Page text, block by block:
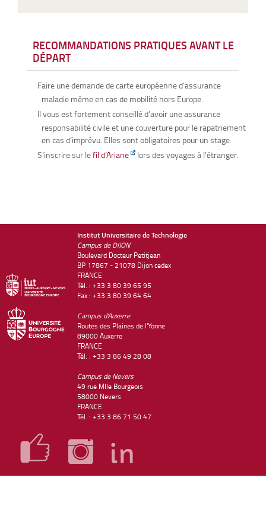
RECOMMANDATIONS PRATIQUES AVANT LE
DÉPART
Faire une demande de carte européenne d’assurance
maladie même en cas de mobilité hors Europe.
Il vous est fortement conseillé d’avoir une assurance
responsabilité civile et une couverture pour le rapatriement
en cas d’imprévu. Elles sont obligatoires pour un stage.
S’inscrire sur lefil d’Ariane lors des voyages à l’étranger.
Institut Universitaire de Technologie
Campus de DIJON
Boulevard Docteur Petitjean
BP 17867 - 21078 Dijon cedex
FRANCE
Tél. : +33 3 80 39 65 95
Fax : +33 3 80 39 64 64
Campus d'Auxerre
Routes des Plaines de l'Yonne
89000 Auxerre
FRANCE
Tél. : +33 3 86 49 28 08
Campus de Nevers
49 rue Mlle Bourgeois
58000 Nevers
FRANCE
Tél. : +33 3 86 71 50 47